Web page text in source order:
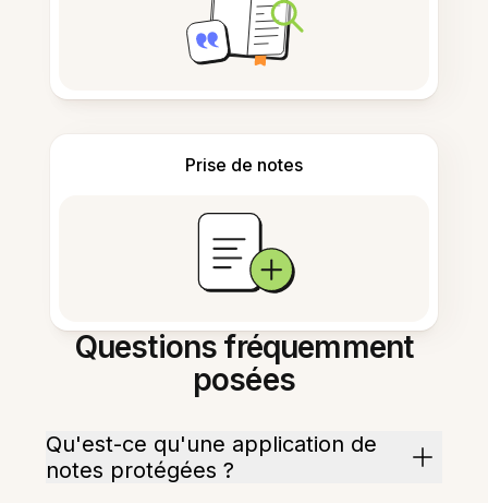
Prise de notes
Questions fréquemment
posées
Qu'est-ce qu'une application de
notes protégées ?